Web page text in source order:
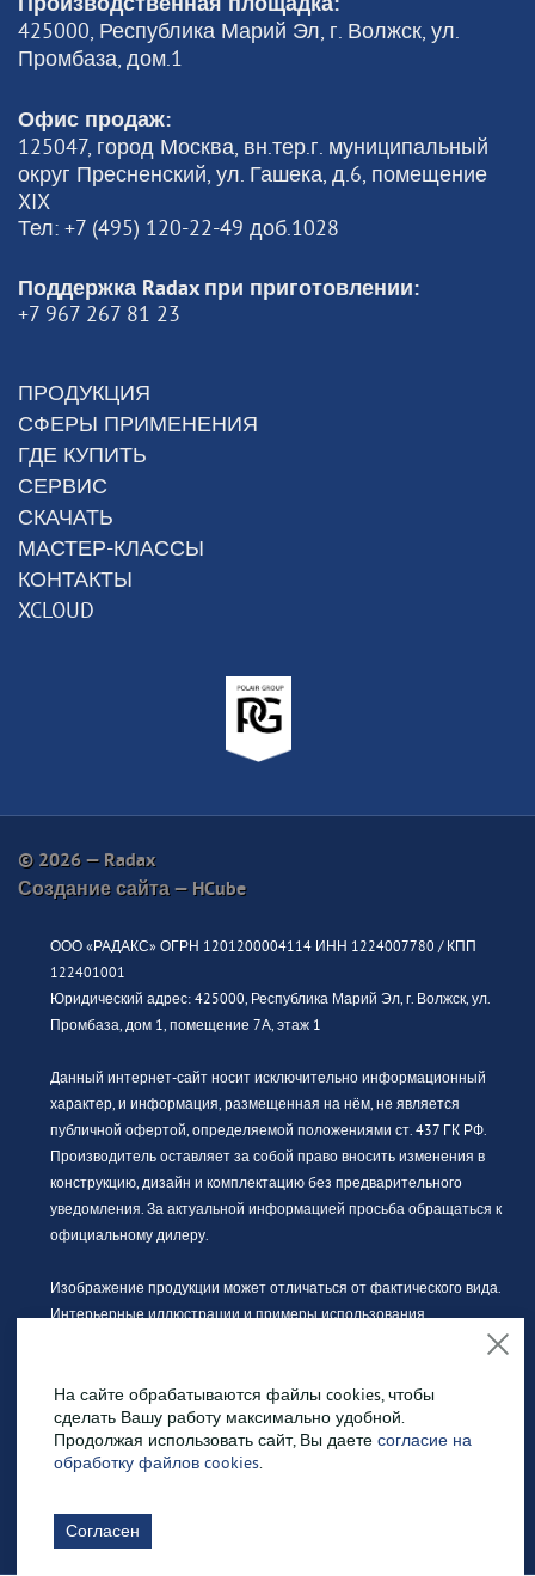
425000, Республика Марий Эл, г. Волжск, ул.
Промбаза, дом.1
Офис продаж:
125047, город Москва, вн.тер.г. муниципальный
округ Пресненский, ул. Гашека, д.6, помещение
XIX
Тел: +7 (495) 120-22-49 доб.1028
Поддержка Radax при приготовлении:
+7 967 267 81 23
ПРОДУКЦИЯ
СФЕРЫ ПРИМЕНЕНИЯ
ГДЕ КУПИТЬ
СЕРВИС
СКАЧАТЬ
МАСТЕР-КЛАССЫ
КОНТАКТЫ
XCLOUD
© 2026 — Radax
Создание сайта —HCube
ООО «РАДАКС» ОГРН 1201200004114 ИНН 1224007780 / КПП
122401001
Юридический адрес: 425000, Республика Марий Эл, г. Волжск, ул.
Промбаза, дом 1, помещение 7А, этаж 1
Данный интернет-сайт носит исключительно информационный
характер, и информация, размещенная на нём, не является
публичной офертой, определяемой положениями ст. 437 ГК РФ.
Производитель оставляет за собой право вносить изменения в
конструкцию, дизайн и комплектацию без предварительного
уведомления. За актуальной информацией просьба обращаться к
официальному дилеру.
Изображение продукции может отличаться от фактического вида.
Интерьерные иллюстрации и примеры использования
оборудования.
Политика конфиденциальности
Политика обработки персональных данных
На сайте обрабатываются файлы cookies, чтобы
сделать Вашу работу максимально удобной.
Продолжая использовать сайт, Вы даете согласие на
обработку файлов cookies.
Согласен